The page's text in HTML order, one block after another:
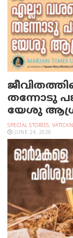
തന്നോടു
യേശു
SPECIAL STORIES, VATICAN
JUNE 24, 2026